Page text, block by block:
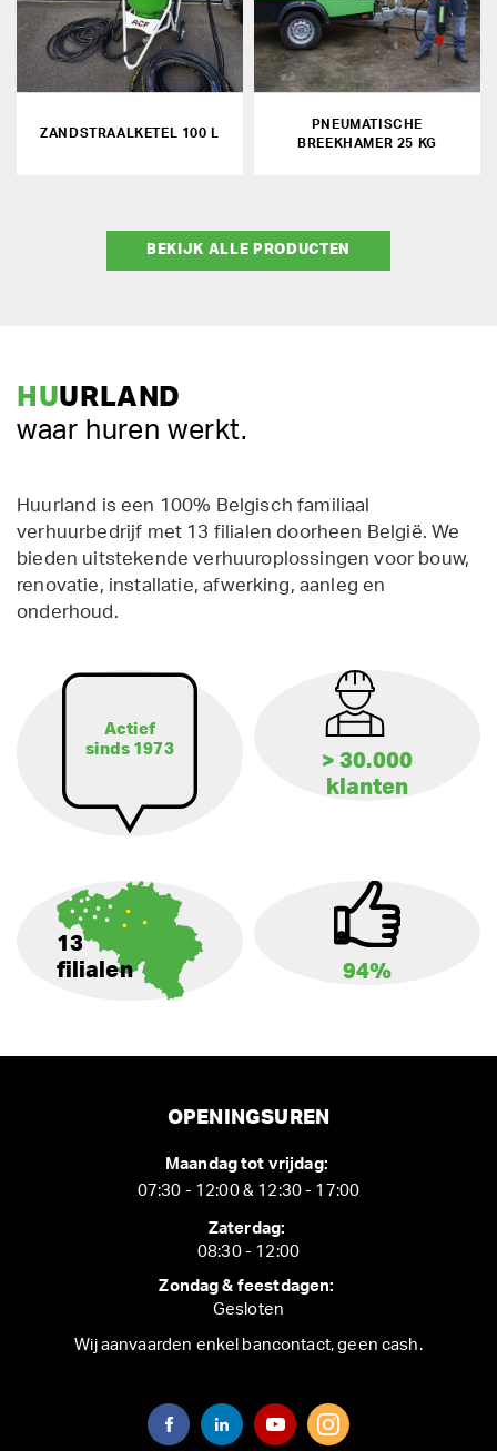
ZANDSTRAALKETEL 100 L
PNEUMATISCHE
BREEKHAMER 25 KG
BEKIJK ALLE PRODUCTEN
HUURLAND
waar huren werkt.
Huurland is een 100% Belgisch familiaal
verhuurbedrijf met 13 filialen doorheen België. We
bieden uitstekende verhuuroplossingen voor bouw,
renovatie, installatie, afwerking, aanleg en
onderhoud.
Actief
sinds 1973
> 30.000
klanten
13
filialen
94%
OPENINGSUREN
Maandag tot vrijdag:
07:30 - 12:00 & 12:30 - 17:00
Zaterdag:
08:30 - 12:00
Zondag & feestdagen:
Gesloten
Wij aanvaarden enkel bancontact, geen cash.